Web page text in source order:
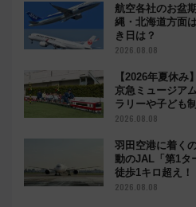
航空各社のお盆
縄・北海道方面
き日は？
2026.08.08
【2026年夏休み
京急ミュージア
ラリーや子ども
2026.08.08
羽田空港に着く
動のJAL「第1タ
徒歩1キロ超え
2026.08.08